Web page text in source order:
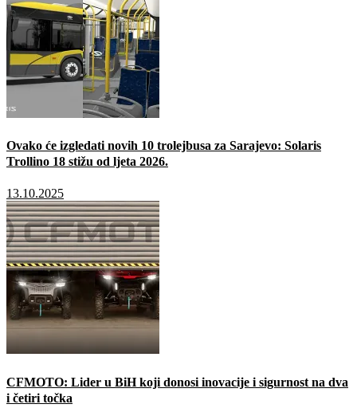
Ovako će izgledati novih 10 trolejbusa za Sarajevo: Solaris
Trollino 18 stižu od ljeta 2026.
13.10.2025
CFMOTO: Lider u BiH koji donosi inovacije i sigurnost na dva
i četiri točka